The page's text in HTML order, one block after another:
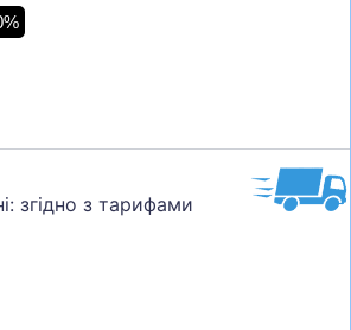
згідно з тарифами